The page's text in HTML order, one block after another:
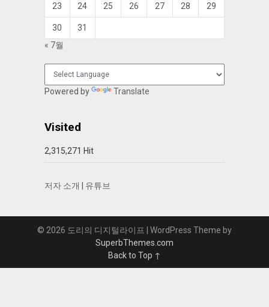
23 24 25 26 27 28 29
30
31
« 7월
Powered by Translate
Visited
2,315,271 Hit
저자 소개 유튜브
© 2026 도리의 디지털라이프
| WordPress Theme by
SuperbThemes.com
Back to Top ↑